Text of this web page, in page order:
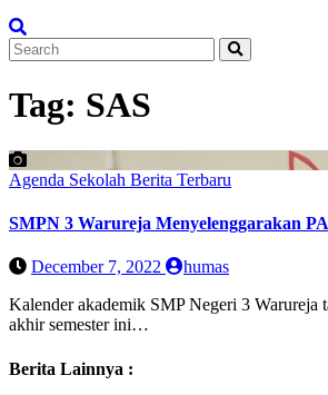
Tag: SAS
Agenda Sekolah Berita Terbaru
SMPN 3 Warureja Menyelenggarakan
December 7, 2022
humas
Kalender akademik SMP Negeri 3 Warureja
akhir semester ini…
Berita Lainnya :